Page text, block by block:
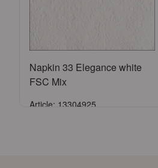
Napkin 33 Elegance white
FSC Mix
Article: 13304925